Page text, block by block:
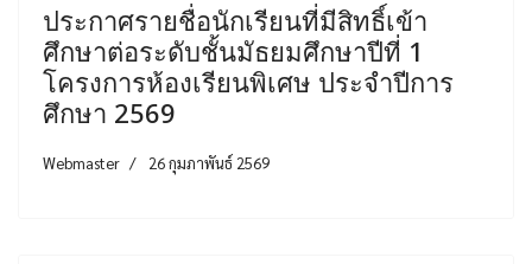
ประกาศรายชื่อนักเรียนที่มีสิทธิ์เข้า
ศึกษาต่อระดับชั้นมัธยมศึกษาปีที่ 1
โครงการห้องเรียนพิเศษ ประจำปีการ
ศึกษา 2569
Webmaster 26 กุมภาพันธ์ 2569